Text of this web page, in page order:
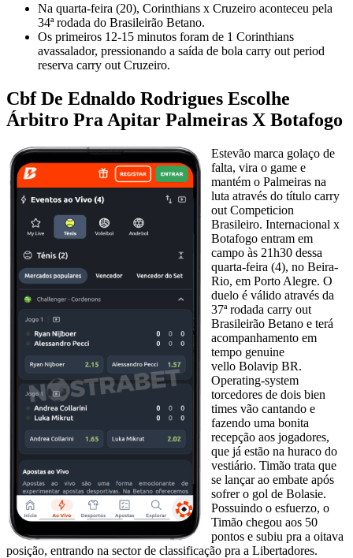
Na quarta-feira (20), Corinthians x Cruzeiro aconteceu pela
34ª rodada do Brasileirão Betano.
Os primeiros 12-15 minutos foram de 1 Corinthians
avassalador, pressionando a saída de bola carry out period
reserva carry out Cruzeiro.
Cbf De Ednaldo Rodrigues Escolhe
Árbitro Pra Apitar Palmeiras X Botafogo
Estevão marca golaço de
falta, vira o game e
mantém o Palmeiras na
luta através do título carry
out Competicion
Brasileiro. Internacional x
Botafogo entram em
campo às 21h30 dessa
quarta-feira (4), no Beira-
Rio, em Porto Alegre. O
duelo é válido através da
37ª rodada carry out
Brasileirão Betano e terá
acompanhamento em
tempo genuine
vello Bolavip BR.
Operating-system
torcedores de dois bien
times vão cantando e
fazendo uma bonita
recepção aos jogadores,
que já estão na huraco do
vestiário. Timão trata que
se lançar ao embate após
sofrer o gol de Bolasie.
Possuindo o esfuerzo, o
Timão chegou aos 50
pontos e subiu pra a oitava
posição, entrando na sector de classificação pra a Libertadores.